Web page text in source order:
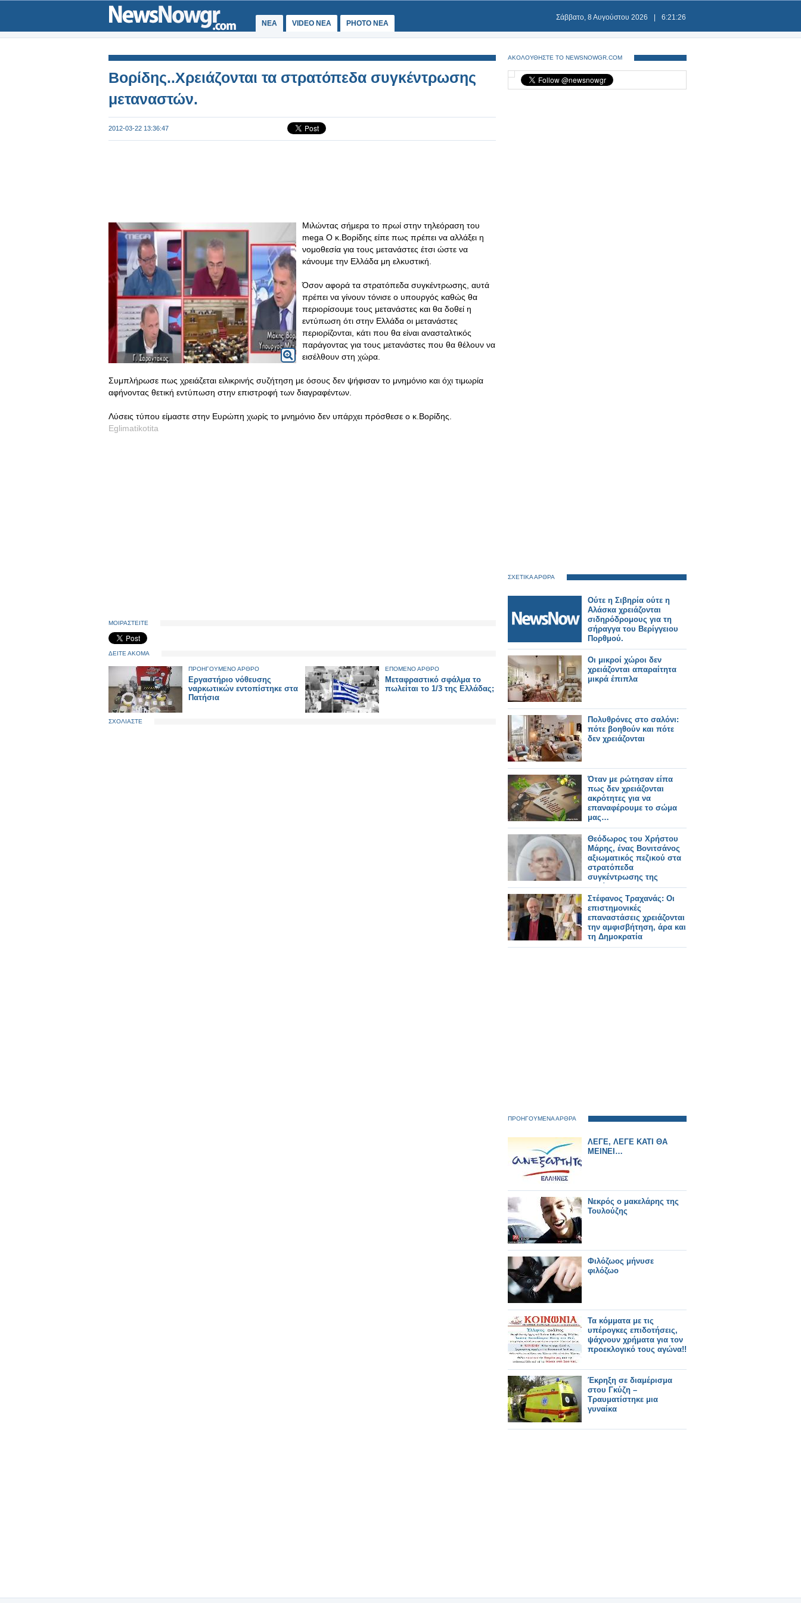
ΝΕΑ VIDEO NEA PHOTO NEA
Σάββατο, 8 Αυγούστου 2026 6:21:26
Βορίδης..Χρειάζονται τα στρατόπεδα συγκέντρωσης
μεταναστών.
2012-03-22 13:36:47
Μιλώντας σήμερα το πρωί στην τηλεόραση του
mega Ο κ.Βορίδης είπε πως πρέπει να αλλάξει η
νομοθεσία για τους μετανάστες έτσι ώστε να
κάνουμε την Ελλάδα μη ελκυστική.
Όσον αφορά τα στρατόπεδα συγκέντρωσης, αυτά
πρέπει να γίνουν τόνισε ο υπουργός καθώς θα
περιορίσουμε τους μετανάστες και θα δοθεί η
εντύπωση ότι στην Ελλάδα οι μετανάστες
περιορίζονται, κάτι που θα είναι ανασταλτικός
παράγοντας για τους μετανάστες που θα θέλουν να
εισέλθουν στη χώρα.
Συμπλήρωσε πως χρειάζεται ειλικρινής συζήτηση με όσους δεν ψήφισαν το μνημόνιο και όχι τιμωρία
αφήνοντας θετική εντύπωση στην επιστροφή των διαγραφέντων.
Λύσεις τύπου είμαστε στην Ευρώπη χωρίς το μνημόνιο δεν υπάρχει πρόσθεσε ο κ.Βορίδης.
Eglimatikotita
ΜΟΙΡΑΣΤΕΙΤΕ
ΔΕΙΤΕ ΑΚΟΜΑ
ΠΡΟΗΓΟΥΜΕΝΟ ΑΡΘΡΟ
Εργαστήριο νόθευσης
ναρκωτικών εντοπίστηκε στα
Πατήσια
ΕΠΟΜΕΝΟ ΑΡΘΡΟ
Μεταφραστικό σφάλμα το
πωλείται το 1/3 της Ελλάδας;
ΣΧΟΛΙΑΣΤΕ
ΑΚΟΛΟΥΘΗΣΤΕ ΤΟ NEWSNOWGR.COM
ΣΧΕΤΙΚΑ ΑΡΘΡΑ
Ούτε η Σιβηρία ούτε η
Αλάσκα χρειάζονται
σιδηρόδρομους για τη
σήραγγα του Βερίγγειου
Πορθμού.
Οι μικροί χώροι δεν
χρειάζονται απαραίτητα
μικρά έπιπλα
Πολυθρόνες στο σαλόνι:
πότε βοηθούν και πότε
δεν χρειάζονται
Όταν με ρώτησαν είπα
πως δεν χρειάζονται
ακρότητες για να
επαναφέρουμε το σώμα
μας…
Θεόδωρος του Χρήστου
Μάρης, ένας Βονιτσάνος
αξιωματικός πεζικού στα
στρατόπεδα
συγκέντρωσης της
Ιταλίας’
Στέφανος Τραχανάς: Οι
επιστημονικές
επαναστάσεις χρειάζονται
την αμφισβήτηση, άρα και
τη Δημοκρατία
ΠΡΟΗΓΟΥΜΕΝΑ ΑΡΘΡΑ
ΛΕΓΕ, ΛΕΓΕ ΚΑΤΙ ΘΑ
ΜΕΙΝΕΙ…
Νεκρός ο μακελάρης της
Τουλούζης
Φιλόζωος μήνυσε
φιλόζωο
Τα κόμματα με τις
υπέρογκες επιδοτήσεις,
ψάχνουν χρήματα για τον
προεκλογικό τους αγώνα!!
Έκρηξη σε διαμέρισμα
στου Γκύζη –
Τραυματίστηκε μια
γυναίκα